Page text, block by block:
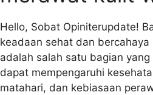
Hello, Sobat Opiniterupdate!
keadaan sehat dan
adalah salah satu bagian
dapat mempengaruhi
matahari, dan kebiasaan